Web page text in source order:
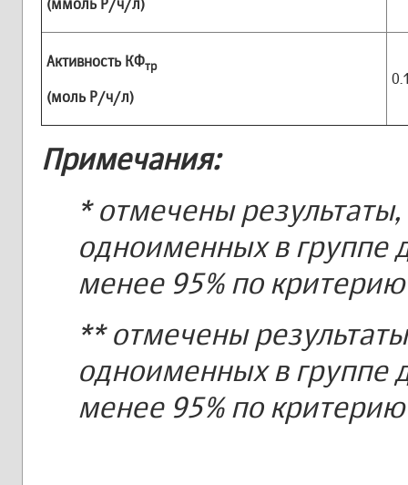
(ммоль Р/ч/л)
Активность КФтр
(моль Р/ч/л)
Примечания:
* отмечены
одноименных в группе
менее 95% по критерию
** отмечены
одноименных в группе
менее 95% по критерию